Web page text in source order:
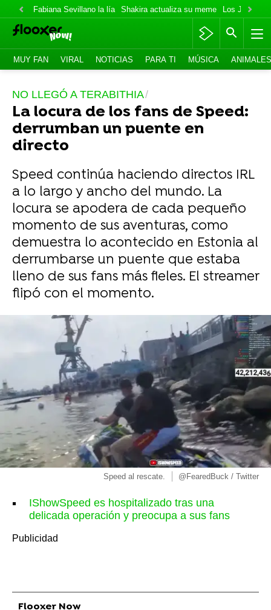
Fabiana Sevillano la lía Shakira actualiza su meme Los Jonas
MUY FAN VIRAL NOTICIAS PARA TI MÚSICA ANIMALES
NO LLEGÓ A TERABITHIA
La locura de los fans de Speed:
derrumban un puente en
directo
Speed continúa haciendo directos IRL
a lo largo y ancho del mundo. La
locura se apodera de cada pequeño
momento de sus aventuras, como
demuestra lo acontecido en Estonia al
derrumbarse un puente que estaba
lleno de sus fans más fieles. El streamer
flipó con el momento.
Speed al rescate. @FearedBuck / Twitter
IShowSpeed es hospitalizado tras una
delicada operación y preocupa a sus fans
Flooxer Now